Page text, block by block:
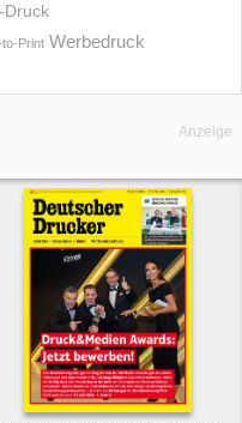
Druck
Print Werbedruck
Anzeige